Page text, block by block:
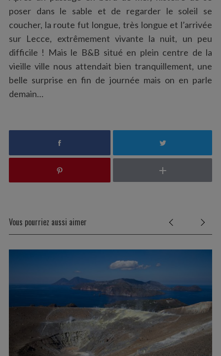
poser dans le sable et de regarder le soleil se
coucher, la route fut longue, très longue et l’arrivée
sur Lecce, extrêmement vivante la nuit, un peu
difficile ! Mais le B&B situé en plein centre de la
vieille ville nous attendait bien tranquillement, une
belle surprise en fin de journée mais on en parle
demain…
Vous pourriez aussi aimer